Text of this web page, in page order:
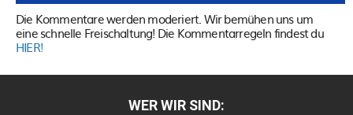
Die Kommentare werden moderiert. Wir bemühen uns um
eine schnelle Freischaltung! Die Kommentarregeln findest du
HIER!
WER WIR SIND: